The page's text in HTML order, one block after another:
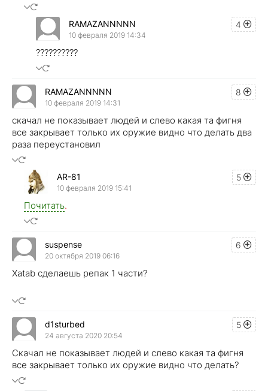
4
RAMAZANNNNN
10 февраля 2019 14:34
??????????
8
RAMAZANNNNN
10 февраля 2019 14:31
скачал не показывает людей и слево какая та фигня
все закрывает только их оружие видно что делать два
раза переустановил
5
AR-81
10 февраля 2019 15:41
Почитать.
6
suspense
20 октября 2019 06:16
Xatab сделаешь репак 1 части?
5
d1sturbed
24 августа 2020 20:54
Cкачал не показывает людей и слево какая та фигня
все закрывает только их оружие видно что делать?